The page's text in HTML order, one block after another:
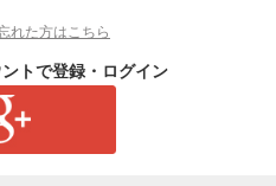
れた方はこちら
トで登録・ログイン